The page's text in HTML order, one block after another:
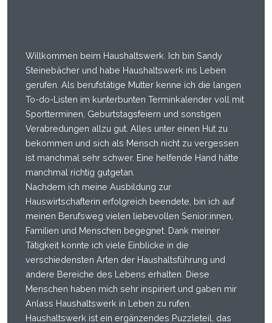
Willkommen beim Haushaltswerk. Ich bin Sandy
Steinebächer und habe Haushaltswerk ins Leben
gerufen. Als berufstätige Mutter kenne ich die langen
To-do-Listen im kunterbunten Terminkalender voll mit
Sportterminen, Geburtstagsfeiern und sonstigen
Verabredungen allzu gut. Alles unter einen Hut zu
bekommen und sich als Mensch nicht zu vergessen
ist manchmal sehr schwer. Eine helfende Hand hätte
manchmal richtig gutgetan.
Nachdem ich meine Ausbildung zur
Hauswirtschafterin erfolgreich beendete, bin ich auf
meinen Berufsweg vielen liebevollen Senior:innen,
Familien und Menschen begegnet. Dank meiner
Tätigkeit konnte ich viele Einblicke in die
verschiedensten Arten der Haushaltsführung und
andere Bereiche des Lebens erhalten. Diese
Menschen haben mich sehr inspiriert und gaben mir
Anlass Haushaltswerk in Leben zu rufen.
Haushaltswerk ist ein ergänzendes Puzzleteil, das